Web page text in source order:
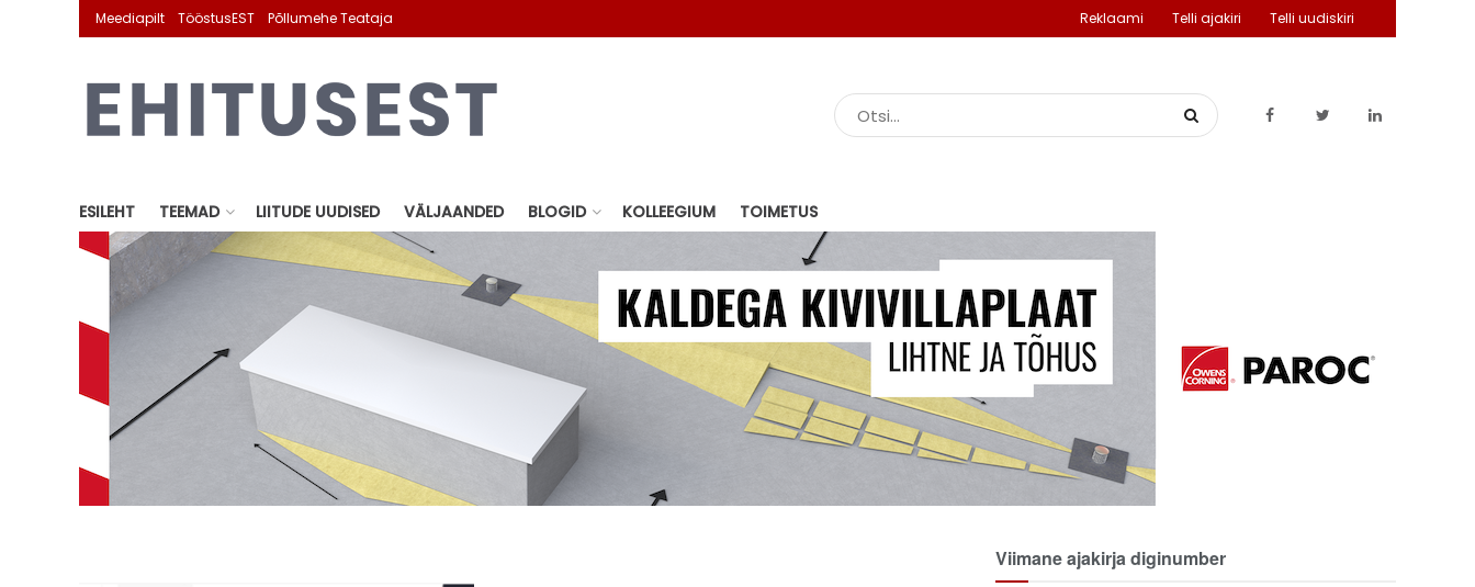
Meediapilt TööstusEST Põllumehe Teataja Reklaami Telli ajakiri Telli uudiskiri
ESILEHT TEEMAD LIITUDE UUDISED VÄLJAANDED BLOGID KOLLEEGIUM TOIMETUS
Viimane ajakirja diginumber